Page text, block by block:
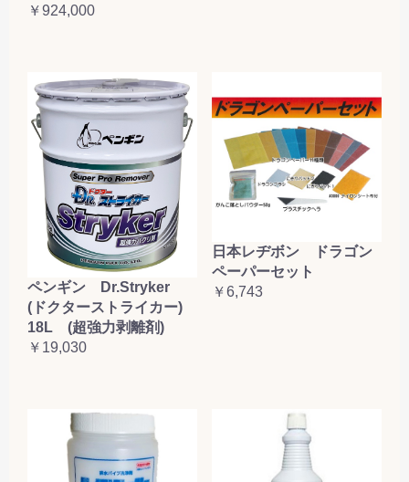
￥924,000
ペンギン Dr.Stryker
(ドクターストライカー)
18L (超強力剥離剤)
￥19,030
日本レヂボン ドラゴン
ペーパーセット
￥6,743